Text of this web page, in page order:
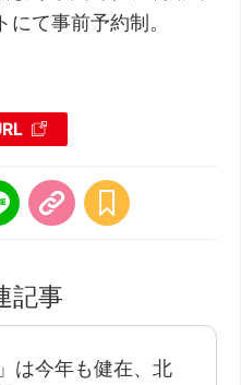
て事前予約制。
記事
は今年も健在、北